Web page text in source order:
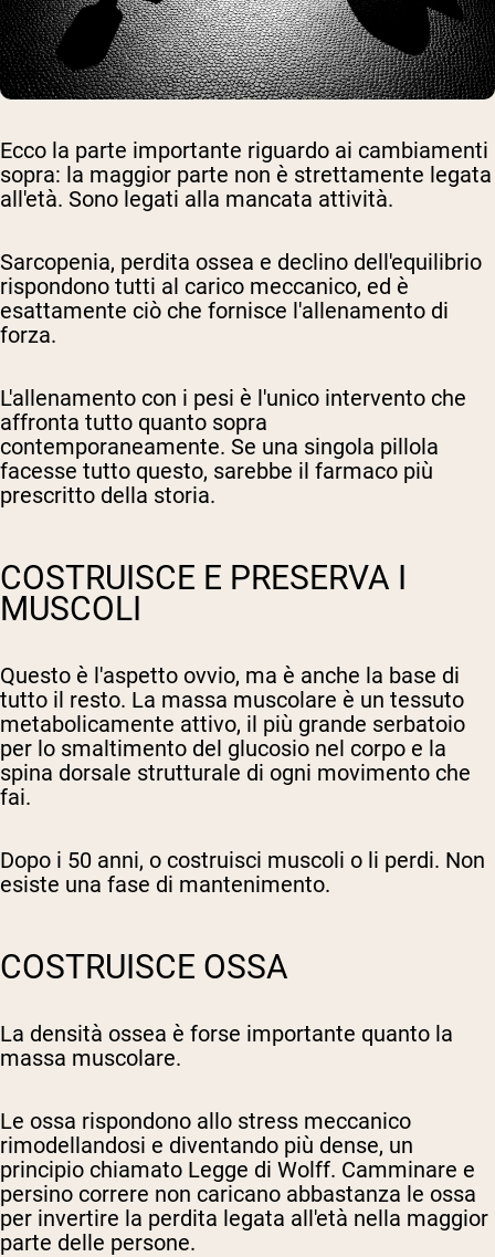
Ecco la parte importante riguardo ai cambiamenti
sopra: la maggior parte non è strettamente legata
all'età. Sono legati alla mancata attività.
Sarcopenia, perdita ossea e declino dell'equilibrio
rispondono tutti al carico meccanico, ed è
esattamente ciò che fornisce l'allenamento di
forza.
L'allenamento con i pesi è l'unico intervento che
affronta tutto quanto sopra
contemporaneamente. Se una singola pillola
facesse tutto questo, sarebbe il farmaco più
prescritto della storia.
COSTRUISCE E PRESERVA I
MUSCOLI
Questo è l'aspetto ovvio, ma è anche la base di
tutto il resto. La massa muscolare è un tessuto
metabolicamente attivo, il più grande serbatoio
per lo smaltimento del glucosio nel corpo e la
spina dorsale strutturale di ogni movimento che
fai.
Dopo i 50 anni, o costruisci muscoli o li perdi. Non
esiste una fase di mantenimento.
COSTRUISCE OSSA
La densità ossea è forse importante quanto la
massa muscolare.
Le ossa rispondono allo stress meccanico
rimodellandosi e diventando più dense, un
principio chiamato Legge di Wolff. Camminare e
persino correre non caricano abbastanza le ossa
per invertire la perdita legata all'età nella maggior
parte delle persone.